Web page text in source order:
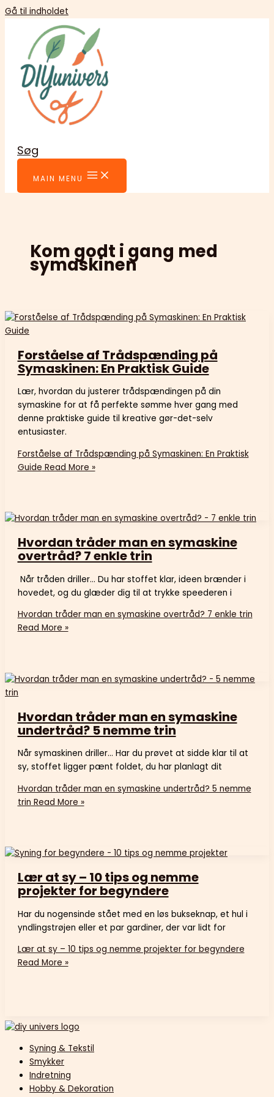
Gå til indholdet
Søg
MAIN MENU
Kom godt i gang med
symaskinen
Forståelse af Trådspænding på
Symaskinen: En Praktisk Guide
Lær, hvordan du justerer trådspændingen på din
symaskine for at få perfekte sømme hver gang med
denne praktiske guide til kreative gør-det-selv
entusiaster.
Forståelse af Trådspænding på Symaskinen: En Praktisk
Guide Read More »
Hvordan tråder man en symaskine
overtråd? 7 enkle trin
Når tråden driller… Du har stoffet klar, ideen brænder i
hovedet, og du glæder dig til at trykke speederen i
Hvordan tråder man en symaskine overtråd? 7 enkle trin
Read More »
Hvordan tråder man en symaskine
undertråd? 5 nemme trin
Når symaskinen driller… Har du prøvet at sidde klar til at
sy, stoffet ligger pænt foldet, du har planlagt dit
Hvordan tråder man en symaskine undertråd? 5 nemme
trin Read More »
Lær at sy – 10 tips og nemme
projekter for begyndere
Har du nogensinde stået med en løs bukseknap, et hul i
yndlingstrøjen eller et par gardiner, der var lidt for
Lær at sy – 10 tips og nemme projekter for begyndere
Read More »
Syning & Tekstil
Smykker
Indretning
Hobby & Dekoration